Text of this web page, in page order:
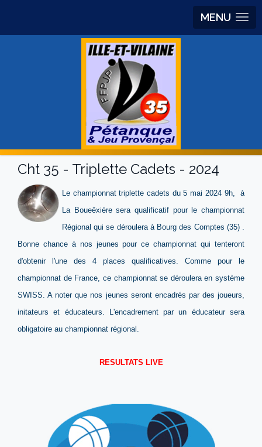
MENU
Cht 35 - Triplette Cadets - 2024
Le championnat triplette cadets du 5 mai 2024 9h, à
La Boueëxière sera qualificatif pour le championnat
Régional qui se déroulera à Bourg des Comptes (35) .
Bonne chance à nos jeunes pour ce championnat qui tenteront
d'obtenir l'une des 4 places qualificatives. Comme pour le
championnat de France, ce championnat se déroulera en système
SWISS. A noter que nos jeunes seront encadrés par des joueurs,
initateurs et éducateurs. L'encadrement par un éducateur sera
obligatoire au championnat régional.
RESULTATS LIVE